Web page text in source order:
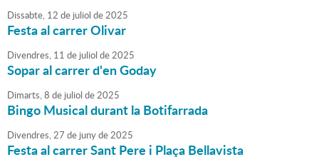
Dissabte, 12 de juliol de2025
Festa al carrer Olivar
Divendres, 11 de juliol de2025
Sopar al carrer d'en Goday
Dimarts,8 de juliol de2025
Bingo Musical durant la Botifarrada
Divendres,27 de junyde2025
Festa al carrer Sant Pere i Plaça Bellavista